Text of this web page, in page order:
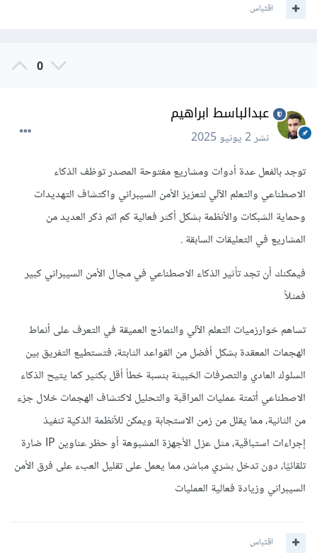
اقتباس
0
عبدالباسط ابراهيم
نشر2 يونيو 2025
توجد بالفعل عدة أدوات ومشاريع مفتوحة المصدر توظف الذكاء
الاصطناعي والتعلم الآلي لتعزيز الأمن السيبراني واكتشاف التهديدات
وحماية الشبكات والأنظمة بشكل أكثر فعالية كم اتم ذكر العديد من
المشاريع في التعليقات السابقة .
فيمكنك أن تجد تأثير الذكاء الاصطناعي في مجال الأمن السيبراني كبير
فمثلاً
تساهم خوارزميات التعلم الآلي والنماذج العميقة في التعرف على أنماط
الهجمات المعقدة بشكل أفضل من القواعد الثابتة، فتستطيع التفريق بين
السلوك العادي والتصرفات الخبيثة بنسبة خطأ أقل بكثير كما يتيح الذكاء
الاصطناعي أتمتة عمليات المراقبة والتحليل لاكتشاف الهجمات خلال جزء
من الثانية، مما يقلل من زمن الاستجابة ويمكن للأنظمة الذكية تنفيذ
إجراءات استباقية، مثل عزل الأجهزة المشبوهة أو حظر عناوين IP ضارة
تلقائيًا، دون تدخل بشري مباشر، مما يعمل على تقليل العبء على فرق الأمن
السيبراني وزيادة فعالية العمليات
اقتباس